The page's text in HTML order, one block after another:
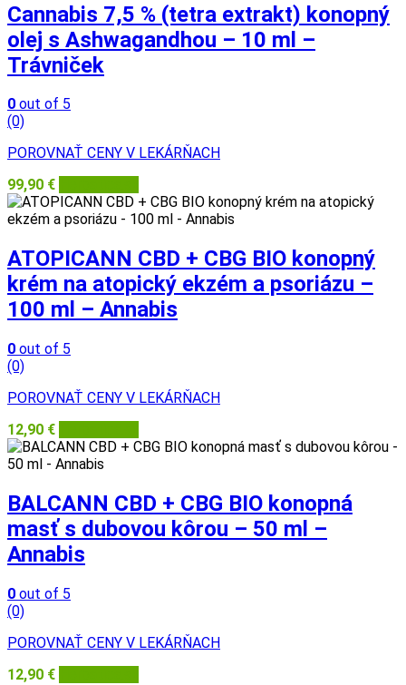
Cannabis 7,5 % (tetra extrakt) konopný
olej s Ashwagandhou – 10 ml –
Trávniček
0 out of 5
(0)
POROVNAŤ CENY V LEKÁRŇACH
99,90 €
ATOPICANN CBD + CBG BIO konopný
krém na atopický ekzém a psoriázu –
100 ml – Annabis
0 out of 5
(0)
POROVNAŤ CENY V LEKÁRŇACH
12,90 €
BALCANN CBD + CBG BIO konopná
masť s dubovou kôrou – 50 ml –
Annabis
0 out of 5
(0)
POROVNAŤ CENY V LEKÁRŇACH
12,90 €